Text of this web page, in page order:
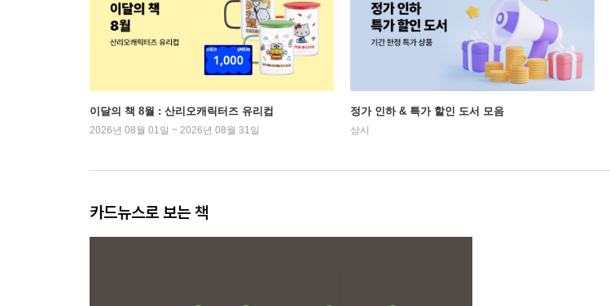
이달의 책 8월 : 산리오캐릭터즈 유리컵
2026년 08월 01일 ~ 2026년 08월 31일
정가 인하 & 특가 할인 도서 모음
상시
카드뉴스로 보는 책